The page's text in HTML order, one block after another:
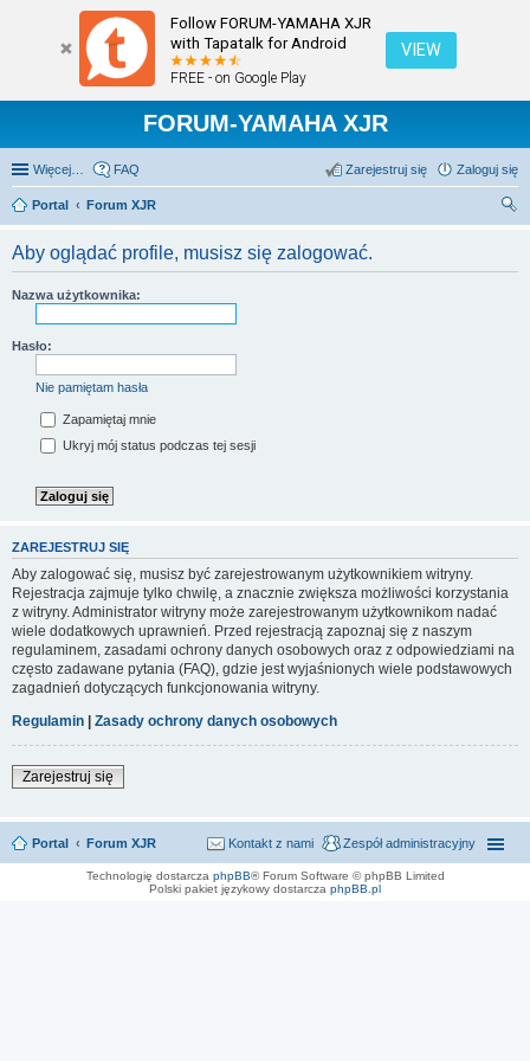
Follow FORUM-YAMAHA XJR
with Tapatalk for Android
FREE - on Google Play
VIEW
FORUM-YAMAHA XJR
Więcej… FAQ Zaloguj się
Zarejestruj się
Portal
Forum XJR
Aby oglądać profile, musisz się zalogować.
Nazwa użytkownika:
Hasło:
Nie pamiętam hasła
Zapamiętaj mnie
Ukryj mój status podczas tej sesji
ZAREJESTRUJ SIĘ
Aby zalogować się, musisz być zarejestrowanym użytkownikiem witryny.
Rejestracja zajmuje tylko chwilę, a znacznie zwiększa możliwości korzystania
z witryny. Administrator witryny może zarejestrowanym użytkownikom nadać
wiele dodatkowych uprawnień. Przed rejestracją zapoznaj się z naszym
regulaminem, zasadami ochrony danych osobowych oraz z odpowiedziami na
często zadawane pytania (FAQ), gdzie jest wyjaśnionych wiele podstawowych
zagadnień dotyczących funkcjonowania witryny.
Regulamin
Zasady ochrony danych osobowych
Zarejestruj się
Portal Forum XJR Zespół administracyjny
Kontakt z nami
Technologię dostarcza phpBB® Forum Software © phpBB Limited
Polski pakiet językowy dostarcza phpBB.pl